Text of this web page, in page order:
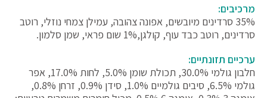
מרכיבים:
35% סרדינים מיובשים, אפונה צהובה, עמילן צמחי נוזלי, רוטב
סרדינים, רוטב כבד עוף, קולגן,1% שום פראי, שמן סלמון.
ערכיים תזונתיים:
חלבון גולמי ‎30.0%, תכולת שומן ‎5.0%, לחות ‎17.0%, אפר
גולמי ‎6.5%, סיבים גולמיים ‎1.0%, סידן ‎0.9%, זרחן ‎0.8%,